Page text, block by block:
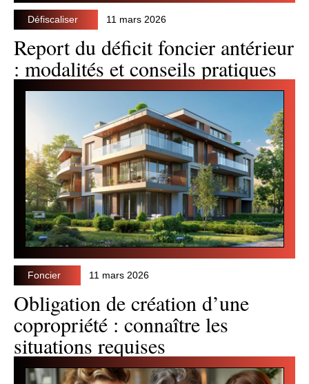
Défiscaliser 11 mars 2026
Report du déficit foncier antérieur
: modalités et conseils pratiques
Foncier 11 mars 2026
Obligation de création d’une
copropriété : connaître les
situations requises